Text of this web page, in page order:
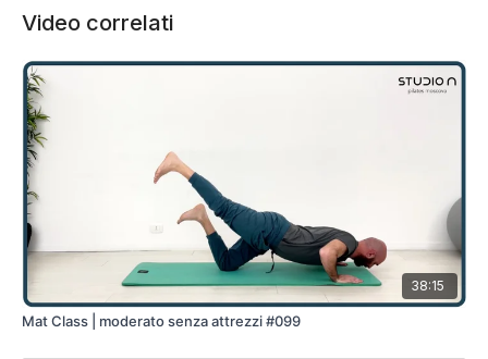
Video correlati
38:15
Mat Class | moderato senza attrezzi #099